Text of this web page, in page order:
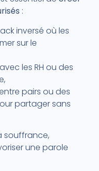
:
inversé où les
sur le
les RH ou des
pairs ou des
partager sans
souffrance,
une parole